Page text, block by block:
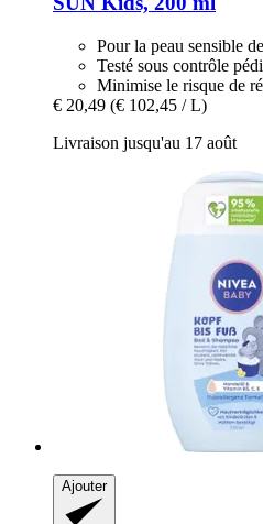
Pour la peau sensible
Testé sous contrôle
Minimise le risque de
€ 20,49 (€ 102,45 / L)
Livraison jusqu'au 17 août
Ajouter